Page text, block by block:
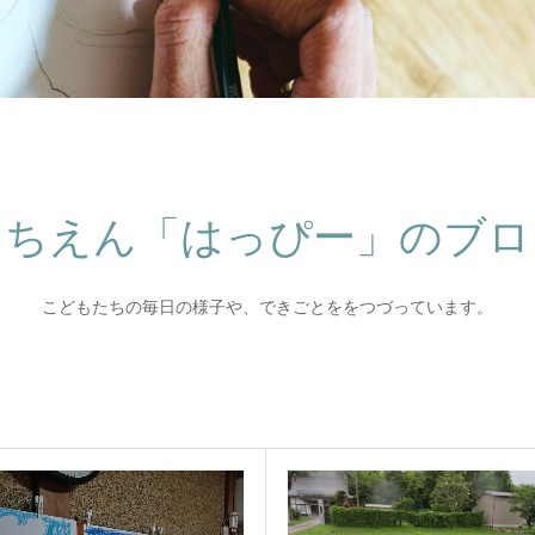
えん「はっぴー」のブ
こどもたちの毎日の様子や、できごとををつづっています。